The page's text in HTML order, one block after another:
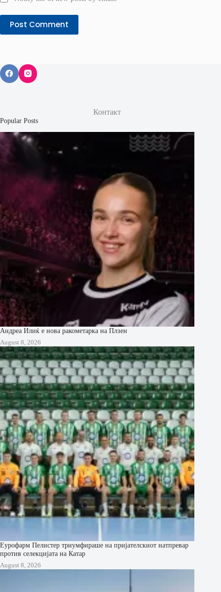
Post Comment
Контакт
Popular Posts
Андреа Илиќ е нова ракометарка на Плзен
August 8, 2026
Еурофарм Пелистер триумфираше на пријателскиот натпревар
против селекцијата на Катар
August 8, 2026